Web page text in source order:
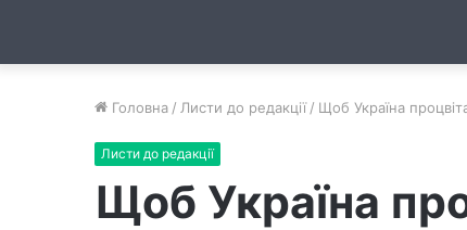
Головна / Листи до редакції / Щоб Україна
Листи до редакції
Щоб Україна